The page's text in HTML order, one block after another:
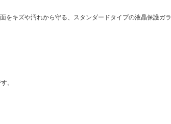
をキズや汚れから守る、スタンダードタイプの液晶保護ガラ
。